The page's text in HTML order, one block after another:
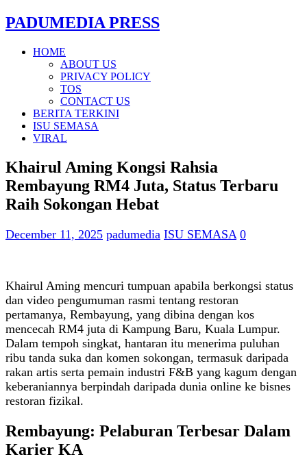
PADUMEDIA PRESS
HOME
ABOUT US
PRIVACY POLICY
TOS
CONTACT US
BERITA TERKINI
ISU SEMASA
VIRAL
Khairul Aming Kongsi Rahsia
Rembayung RM4 Juta, Status Terbaru
Raih Sokongan Hebat
December 11, 2025 padumedia ISU SEMASA 0
Khairul Aming mencuri tumpuan apabila berkongsi status
dan video pengumuman rasmi tentang restoran
pertamanya, Rembayung, yang dibina dengan kos
mencecah RM4 juta di Kampung Baru, Kuala Lumpur.
Dalam tempoh singkat, hantaran itu menerima puluhan
ribu tanda suka dan komen sokongan, termasuk daripada
rakan artis serta pemain industri F&B yang kagum dengan
keberaniannya berpindah daripada dunia online ke bisnes
restoran fizikal.
Rembayung: Pelaburan Terbesar Dalam
Karier KA